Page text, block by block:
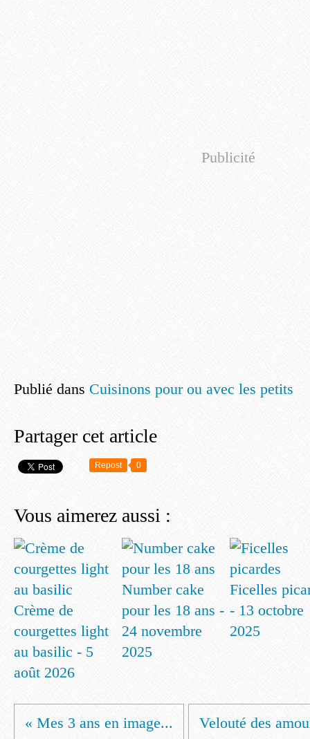
Publicité
Publié dans Cuisinons pour ou avec les petits
Partager cet article
Repost 0
Vous aimerez aussi :
Crème de
courgettes light
au basilic - 5
août 2026
Number cake
pour les 18 ans -
24 novembre
2025
Ficelles
- 13 octobre
2025
« Mes 3 ans en image... Velouté des